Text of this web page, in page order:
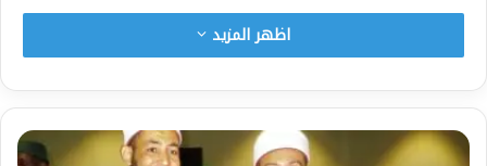
لماذا طوبى ؟ يوضح المصدر أن “الأمر يتعلق بإظهار أن
نجل الرئيس عبد الله واد لا يزال يتمتع بمودة أبناء
مرجعية دينه (المريديين، ) مثل والده، الذي كان قد
جعل من طوبى معقله الانتخابي”.
اظهر المزيد